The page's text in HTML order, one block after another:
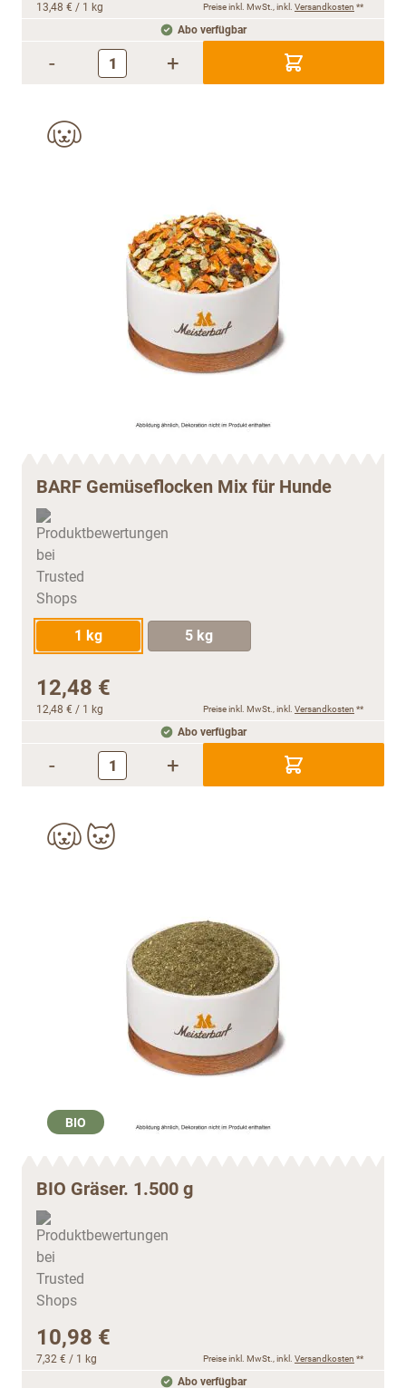
13,48 € / 1 kg Preise inkl. MwSt., inkl. Versandkosten **
Abo verfügbar
- +
BARF Gemüseflocken Mix für Hunde
1 kg 5 kg
12,48 €
12,48 € / 1 kg Preise inkl. MwSt., inkl. Versandkosten **
Abo verfügbar
- +
BIO
BIO Gräser. 1.500 g
10,98 €
7,32 € / 1 kg Preise inkl. MwSt., inkl. Versandkosten **
Abo verfügbar